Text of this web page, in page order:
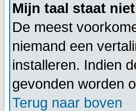
Mijn taal staat
De meest
niemand een
installeren. Indien
gevonden worden
Terug naar boven